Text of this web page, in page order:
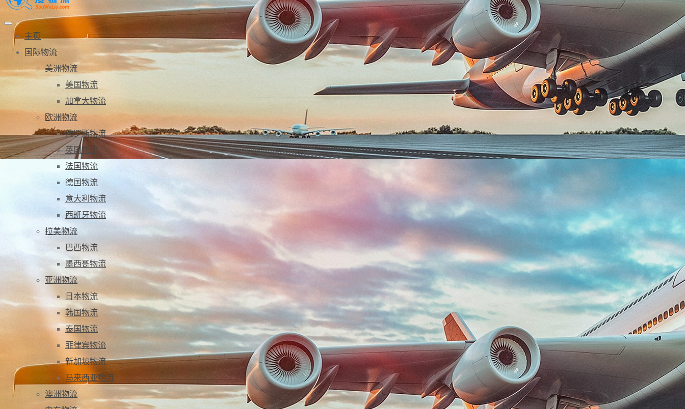
主页
国际物流
美洲物流
美国物流
加拿大物流
欧洲物流
俄罗斯物流
英国物流
法国物流
德国物流
意大利物流
西班牙物流
拉美物流
巴西物流
墨西哥物流
亚洲物流
日本物流
韩国物流
泰国物流
菲律宾物流
新加坡物流
马来西亚物流
澳洲物流